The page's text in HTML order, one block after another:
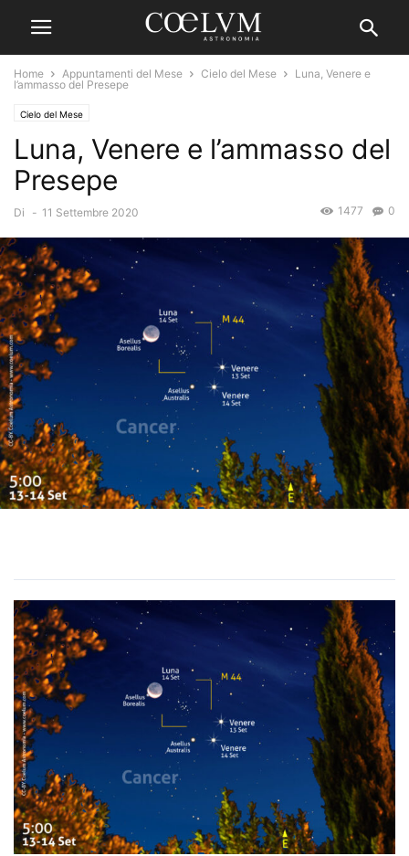
Home Appuntamenti del Mese Cielo del Mese
Luna, Venere e
l’ammasso del Presepe
Cielo del Mese
Luna, Venere e l’ammasso del
Presepe
Di - 11 Settembre 2020 0
1477